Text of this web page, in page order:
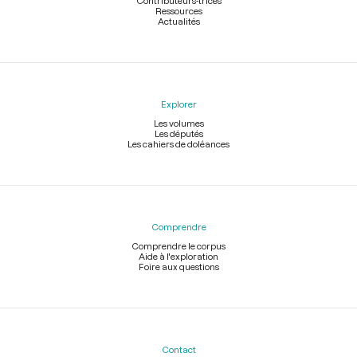
Ressources
Actualités
Explorer
Les volumes
Les députés
Les cahiers de doléances
Comprendre
Comprendre le corpus
Aide à l'exploration
Foire aux questions
Contact